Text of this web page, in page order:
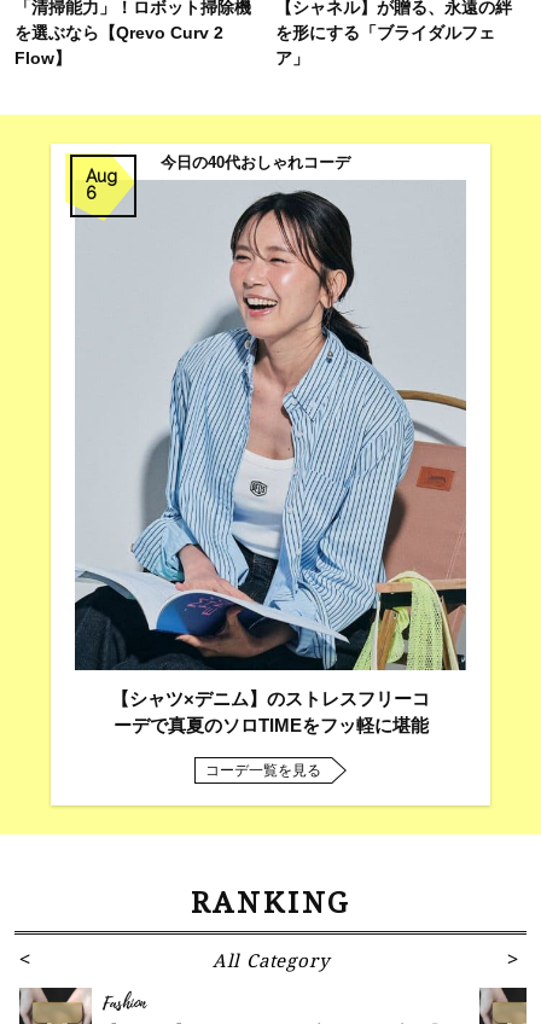
「清掃能力」！ロボット掃除機
を選ぶなら【Qrevo Curv 2
Flow】
【シャネル】が贈る、永遠の絆
を形にする「ブライダルフェ
ア」
Aug
6
今日の40代おしゃれコーデ
【シャツ×デニム】のストレスフリーコ
ーデで真夏のソロTIMEをフッ軽に堪能
コーデ一覧を見る
RANKING
All Category
Fashion